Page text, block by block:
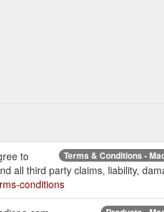
Terms & Conditions -
to
all third party claims, liability,
conditions